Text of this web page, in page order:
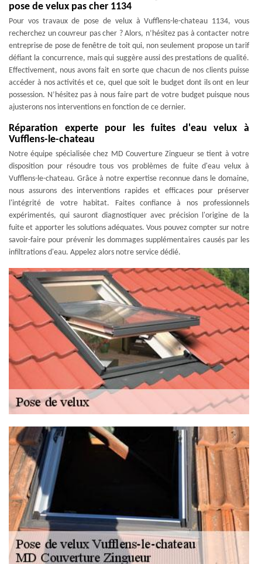
pose de velux pas cher 1134
Pour vos travaux de pose de velux à Vufflens-le-chateau 1134, vous
recherchez un couvreur pas cher ? Alors, n’hésitez pas à contacter notre
entreprise de pose de fenêtre de toit qui, non seulement propose un tarif
défiant la concurrence, mais qui suggère aussi des prestations de qualité.
Effectivement, nous avons fait en sorte que chacun de nos clients puisse
accéder à nos activités et ce, quel que soit le budget dont ils ont en leur
possession. N’hésitez pas à nous faire part de votre budget puisque nous
ajusterons nos interventions en fonction de ce dernier.
Réparation experte pour les fuites d'eau velux à
Vufflens-le-chateau
Notre équipe spécialisée chez MD Couverture Zingueur se tient à votre
disposition pour résoudre tous vos problèmes de fuite d'eau velux à
Vufflens-le-chateau. Grâce à notre expertise reconnue dans le domaine,
nous assurons des interventions rapides et efficaces pour préserver
l'intégrité de votre habitat. Faites confiance à nos professionnels
expérimentés, qui sauront diagnostiquer avec précision l'origine de la
fuite et apporter les solutions adéquates. Vous pouvez compter sur notre
savoir-faire pour prévenir les dommages supplémentaires causés par les
infiltrations d'eau. Appelez alors notre service dédié.